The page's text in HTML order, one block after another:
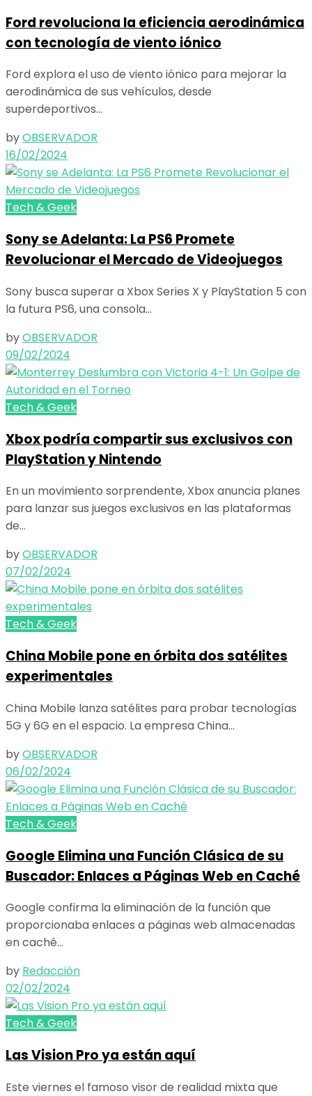
Ford revoluciona la eficiencia aerodinámica
con tecnología de viento iónico
Ford explora el uso de viento iónico para mejorar la
aerodinámica de sus vehículos, desde
superdeportivos...
byOBSERVADOR
16/02/2024
Tech & Geek
Sony se Adelanta: La PS6 Promete
Revolucionar el Mercado de Videojuegos
Sony busca superar a Xbox Series X y PlayStation 5 con
la futura PS6, una consola...
byOBSERVADOR
09/02/2024
Tech & Geek
Xbox podría compartir sus exclusivos con
PlayStation y Nintendo
En un movimiento sorprendente, Xbox anuncia planes
para lanzar sus juegos exclusivos en las plataformas
de...
byOBSERVADOR
07/02/2024
Tech & Geek
China Mobile pone en órbita dos satélites
experimentales
China Mobile lanza satélites para probar tecnologías
5G y 6G en el espacio. La empresa China...
byOBSERVADOR
06/02/2024
Tech & Geek
Google Elimina una Función Clásica de su
Buscador: Enlaces a Páginas Web en Caché
Google confirma la eliminación de la función que
proporcionaba enlaces a páginas web almacenadas
en caché...
by Redacción
02/02/2024
Tech & Geek
Las Vision Pro ya están aquí
Este viernes el famoso visor de realidad mixta que